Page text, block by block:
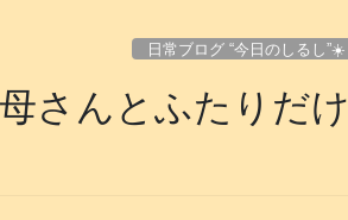
日常ブログ “今日のしるし”☀️
さんとふたりだけ